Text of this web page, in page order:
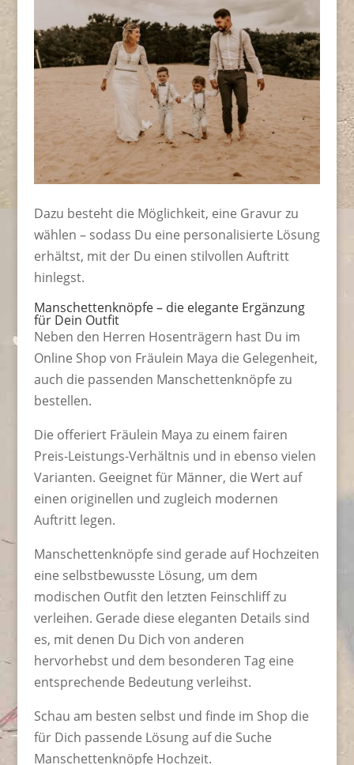
Dazu besteht die Möglichkeit, eine Gravur zu
wählen – sodass Du eine personalisierte Lösung
erhältst, mit der Du einen stilvollen Auftritt
hinlegst.
Manschettenknöpfe – die elegante Ergänzung
für Dein Outfit
Neben den Herren Hosenträgern hast Du im
Online Shop von Fräulein Maya die Gelegenheit,
auch die passenden Manschettenknöpfe zu
bestellen.
Die offeriert Fräulein Maya zu einem fairen
Preis-Leistungs-Verhältnis und in ebenso vielen
Varianten. Geeignet für Männer, die Wert auf
einen originellen und zugleich modernen
Auftritt legen.
Manschettenknöpfe sind gerade auf Hochzeiten
eine selbstbewusste Lösung, um dem
modischen Outfit den letzten Feinschliff zu
verleihen. Gerade diese eleganten Details sind
es, mit denen Du Dich von anderen
hervorhebst und dem besonderen Tag eine
entsprechende Bedeutung verleihst.
Schau am besten selbst und finde im Shop die
für Dich passende Lösung auf die Suche
Manschettenknöpfe Hochzeit.